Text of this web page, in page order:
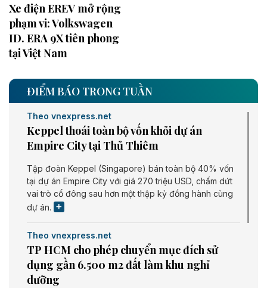
Xe điện EREV mở rộng
phạm vi: Volkswagen
ID. ERA 9X tiên phong
tại Việt Nam
ĐIỂM BÁO TRONG TUẦN
Theo vnexpress.net
Keppel thoái toàn bộ vốn khỏi dự án
Empire City tại Thủ Thiêm
Tập đoàn Keppel (Singapore) bán toàn bộ 40% vốn
tại dự án Empire City với giá 270 triệu USD, chấm dứt
vai trò cổ đông sau hơn một thập kỷ đồng hành cùng
dự án.
Theo vnexpress.net
TP HCM cho phép chuyển mục đích sử
dụng gần 6.500 m2 đất làm khu nghỉ
dưỡng